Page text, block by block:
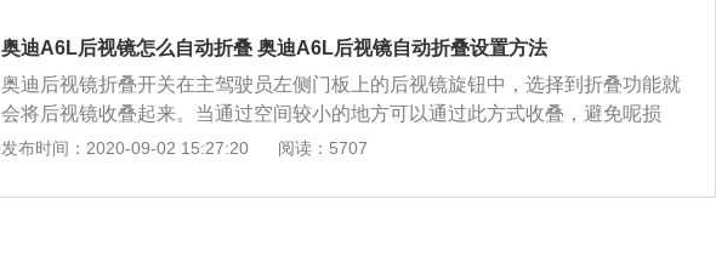
避免了擦伤后视镜，同时也大大提高了车辆经过狭窄通道时的通过性。
钥匙不仅会自动关闭车窗和天窗，如果使用电动折叠耳，还会自动折叠车窗和天
窗。3.短按钥匙锁车：锁车时需设置落锁自动折叠后视镜功能。此功能先在iDrive
系统中设置，下车后再按键。具体方法是：iDrive设置→门锁或门/钥匙→锁定时
折叠后视镜。如果你是电耳，但在iDrive设置中找不到相关设置，可以隐藏来实
现相关设置。折叠后打开方式：1.手动打开。车上的折叠按钮也是打开按钮。上
奥迪A6L后视镜怎么自动折叠 奥迪A6L后视镜自动折叠设置方法
奥迪后视镜折叠开关在主驾驶员左侧门板上的后视镜旋钮中，选择到折叠功能就
会将后视镜收叠起来。当通过空间较小的地方可以通过此方式收叠，避免呢损
伤。注意不能用手掰，而且不能频繁的操作折叠开关，会导致折叠电机过热，线
主希望用车完毕，锁车后自动折叠后视镜可以在车内MMI系统中设置：首先第一
发布时间：2020-09-02 15:27:20 阅读：5707